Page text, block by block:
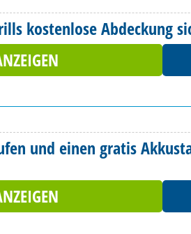
kostenlose Abdeckung
und einen gratis